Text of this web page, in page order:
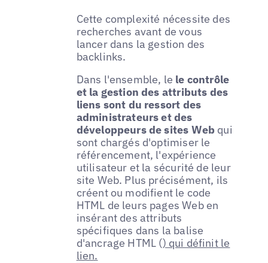
Cette complexité nécessite des
recherches avant de vous
lancer dans la gestion des
backlinks.
Dans l'ensemble, le le contrôle
et la gestion des attributs des
liens sont du ressort des
administrateurs et des
développeurs de sites Web qui
sont chargés d'optimiser le
référencement, l'expérience
utilisateur et la sécurité de leur
site Web. Plus précisément, ils
créent ou modifient le code
HTML de leurs pages Web en
insérant des attributs
spécifiques dans la balise
d'ancrage HTML () qui définit le
lien.